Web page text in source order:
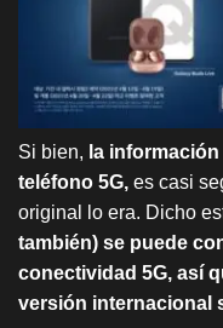
Si bien, la
teléfono 5G, es casi
original lo era. Dicho
también) se puede
conectividad 5G, así
versión internacional